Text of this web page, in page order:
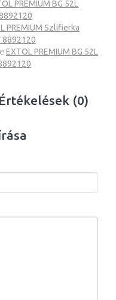
PREMIUM BG 52L
PREMIUM Szlifierka
8892120
EXTOL PREMIUM BG 52L
(0)